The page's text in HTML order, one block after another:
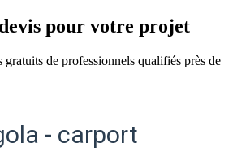
pour votre projet
gratuits de professionnels qualifiés près de
- carport